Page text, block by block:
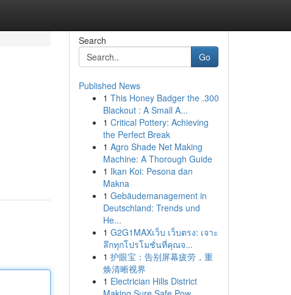
Search
Go
Published News
1 This Honey Badger the .300
Blackout : A Small A...
1 Critical Pottery: Achieving
the Perfect Break
1 Agro Shade Net Making
Machine: A Thorough Guide
1 Ikan Koi: Pesona dan
Makna
1 Gebäudemanagement in
Deutschland: Trends und
He...
1 G2G1MAXเว็บ เว็บตรง: เจาะ
ลึกทุกโปรโมชั่นที่คุณจ...
1 护眼宝：告别屏幕疲劳，重
焕清晰视界
1 Electrician Hills District